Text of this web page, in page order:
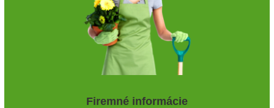
Firemné informácie